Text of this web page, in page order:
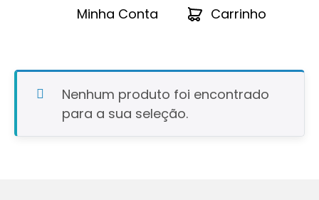
Minha Conta Carrinho
Nenhum produto foi encontrado
para a sua seleção.